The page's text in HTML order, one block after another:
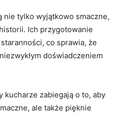
nie⁣ tylko wyjątkowo ⁤smaczne,
Ich przygotowanie
co sprawia, że
doświadczeniem
⁣kucharze zabiegają o to, ⁤aby
ale także pięknie